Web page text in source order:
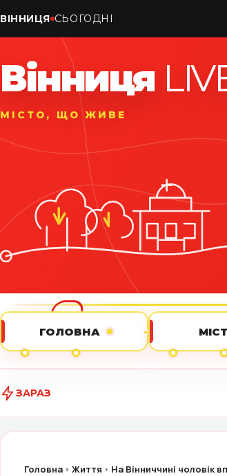
ВІННИЦЯ СЬОГОДНІ
Вінниця
МІСТО, ЩО ЖИВЕ
ГОЛОВНА
ЗАРАЗ
Головна Життя На Вінниччині чоловік